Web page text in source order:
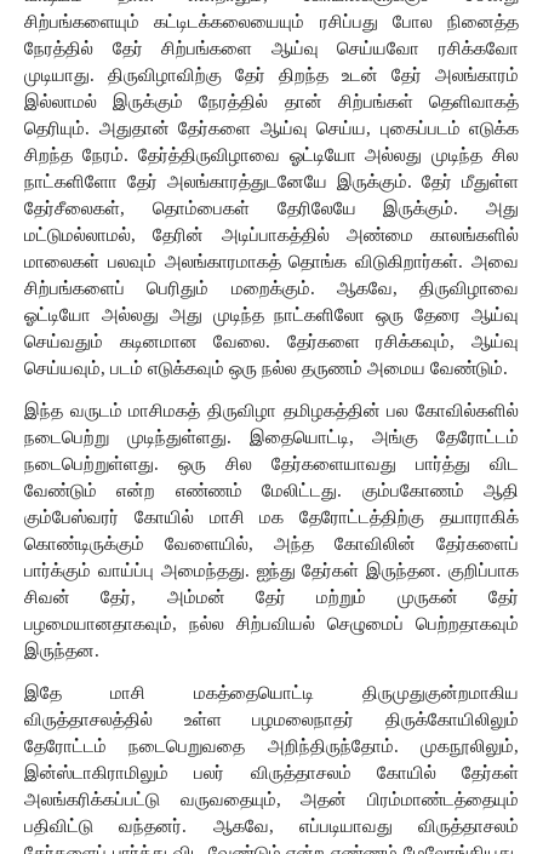
சிற்பங்களையும் கட்டிடக்கலையையும் ரசிப்பது போல
நினைத்த
நேரத்தில்
தேர் சிற்பங்களை ஆய்வு செய்யவோ
ரசிக்கவோ
முடியாது.
திருவிழாவிற்கு தேர் திறந்த உடன் தேர்
அலங்காரம்
இல்லாமல்
இருக்கும் நேரத்தில் தான் சிற்பங்கள்
தெளிவாகத்
தெரியும். அதுதான் தேர்களை ஆய்வு செய்ய, புகைப்படம் எடுக்க
சிறந்த நேரம். தேர்த்திருவிழாவை ஓட்டியோ அல்லது முடிந்த சில
நாட்களிளோ தேர் அலங்காரத்துடனேயே இருக்கும். தேர் மீதுள்ள
தேர்சீலைகள், தொம்பைகள் தேரிலேயே
இருக்கும்.
அது
மட்டுமல்லாமல்,
தேரின் அடிப்பாகத்தில்
அண்மை காலங்களில்
மாலைகள் பலவும் அலங்காரமாகத் தொங்க விடுகிறார்கள். அவை
சிற்பங்களைப் பெரிதும் மறைக்கும். ஆகவே, திருவிழாவை
ஓட்டியோ அல்லது அது முடிந்த நாட்களிலோ ஒரு தேரை ஆய்வு
செய்வதும் கடினமான வேலை. தேர்களை ரசிக்கவும், ஆய்வு
செய்யவும், படம் எடுக்கவும் ஒரு நல்ல தருணம் அமைய வேண்டும்.
இந்த வருடம் மாசிமகத் திருவிழா தமிழகத்தின் பல கோவில்களில்
நடைபெற்று
முடிந்துள்ளது. இதையொட்டி,
அங்கு தேரோட்டம்
நடைபெற்றுள்ளது.
ஒரு சில தேர்களையாவது பார்த்து
விட
வேண்டும்
என்ற எண்ணம் மேலிட்டது. கும்பகோணம்
ஆதி
கும்பேஸ்வரர்
கோயில் மாசி மக தேரோட்டத்திற்கு
தயாராகிக்
கொண்டிருக்கும்
வேளையில், அந்த கோவிலின்
தேர்களைப்
பார்க்கும் வாய்ப்பு அமைந்தது. ஐந்து தேர்கள் இருந்தன. குறிப்பாக
சிவன் தேர், அம்மன் தேர் மற்றும் முருகன் தேர்
பழமையானதாகவும்,
நல்ல சிற்பவியல்
செழுமைப் பெற்றதாகவும்
இருந்தன.
இதே மாசி மகத்தையொட்டி
திருமுதுகுன்றமாகிய
விருத்தாசலத்தில்
உள்ள பழமலைநாதர்
திருக்கோயிலிலும்
தேரோட்டம்
நடைபெறுவதை அறிந்திருந்தோம்.
முகநூலிலும்,
இன்ஸ்டாகிராமிலும்
பலர் விருத்தாசலம் கோயில்
தேர்கள்
அலங்கரிக்கப்பட்டு வருவதையும்,
அதன்
பிரம்மாண்டத்தையும்
பதிவிட்டு
வந்தனர். ஆகவே, எப்படியாவது
விருத்தாசலம்